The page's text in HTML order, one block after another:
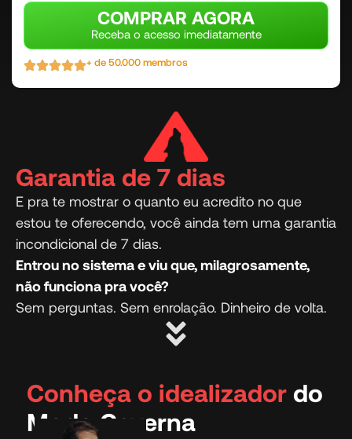
COMPRAR AGORA
Receba o acesso imediatamente
+ de 50.000 membros
Garantia de 7 dias
E pra te mostrar o quanto eu acredito no que
estou te oferecendo, você ainda tem uma garantia
incondicional de 7 dias.
Entrou no sistema e viu que, milagrosamente,
não funciona pra você?
Sem perguntas. Sem enrolação. Dinheiro de volta.
Conheça o idealizador do
Modo Caverna